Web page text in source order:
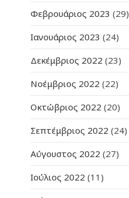
Φεβρουάριος 2023 (29)
Ιανουάριος 2023 (24)
Δεκέμβριος 2022 (23)
Νοέμβριος 2022 (22)
Οκτώβριος 2022 (20)
Σεπτέμβριος 2022 (24)
Αύγουστος 2022 (27)
Ιούλιος 2022 (11)